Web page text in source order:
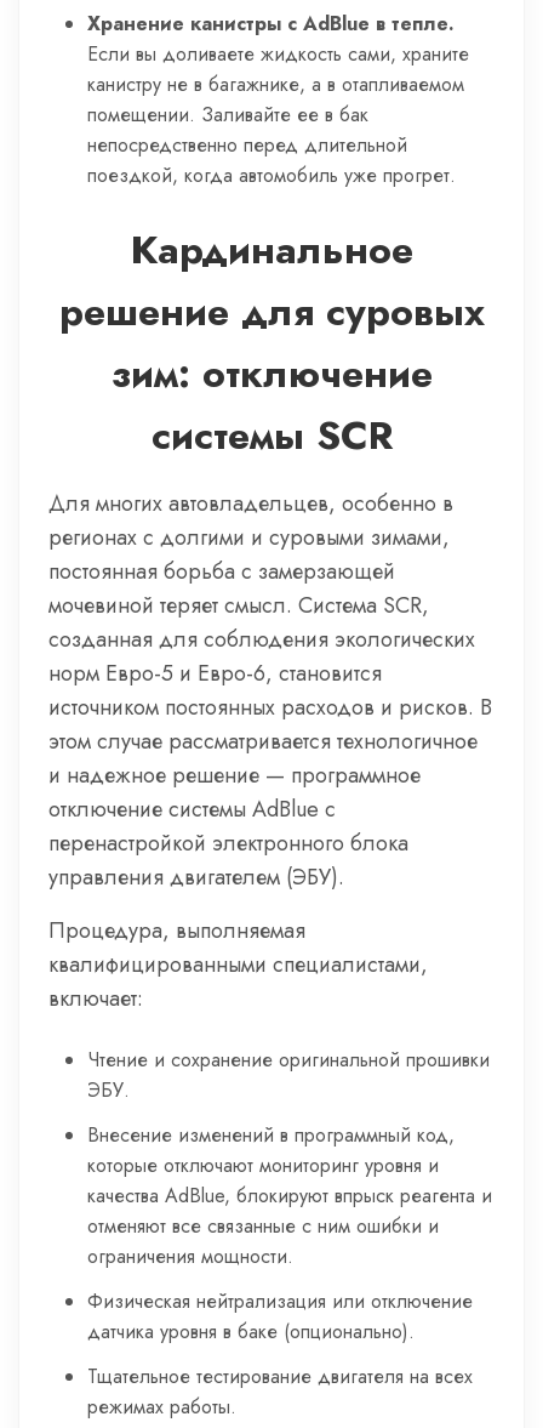
Хранение канистры с AdBlue в тепле.
Если вы доливаете жидкость сами, храните
канистру не в багажнике, а в отапливаемом
помещении. Заливайте ее в бак
непосредственно перед длительной
поездкой, когда автомобиль уже прогрет.
Кардинальное
решение для суровых
зим: отключение
системы SCR
Для многих автовладельцев, особенно в
регионах с долгими и суровыми зимами,
постоянная борьба с замерзающей
мочевиной теряет смысл. Система SCR,
созданная для соблюдения экологических
норм Евро-5 и Евро-6, становится
источником постоянных расходов и рисков. В
этом случае рассматривается технологичное
и надежное решение — программное
отключение системы AdBlue с
перенастройкой электронного блока
управления двигателем (ЭБУ).
Процедура, выполняемая
квалифицированными специалистами,
включает:
Чтение и сохранение оригинальной прошивки
ЭБУ.
Внесение изменений в программный код,
которые отключают мониторинг уровня и
качества AdBlue, блокируют впрыск реагента и
отменяют все связанные с ним ошибки и
ограничения мощности.
Физическая нейтрализация или отключение
датчика уровня в баке (опционально).
Тщательное тестирование двигателя на всех
режимах работы.